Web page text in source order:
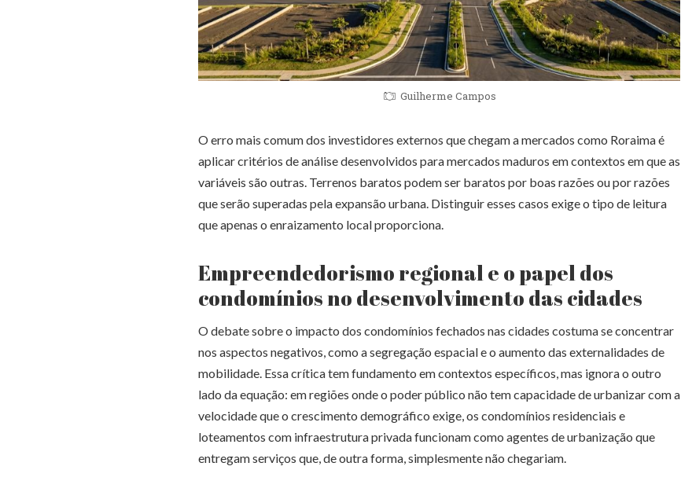
Guilherme Campos
O erro mais comum dos investidores externos que chegam a mercados como Roraima é
aplicar critérios de análise desenvolvidos para mercados maduros em contextos em que as
variáveis são outras. Terrenos baratos podem ser baratos por boas razões ou por razões
que serão superadas pela expansão urbana. Distinguir esses casos exige o tipo de leitura
que apenas o enraizamento local proporciona.
Empreendedorismo regional e o papel dos
condomínios no desenvolvimento das cidades
O debate sobre o impacto dos condomínios fechados nas cidades costuma se concentrar
nos aspectos negativos, como a segregação espacial e o aumento das externalidades de
mobilidade. Essa crítica tem fundamento em contextos específicos, mas ignora o outro
lado da equação: em regiões onde o poder público não tem capacidade de urbanizar com a
velocidade que o crescimento demográfico exige, os condomínios residenciais e
loteamentos com infraestrutura privada funcionam como agentes de urbanização que
entregam serviços que, de outra forma, simplesmente não chegariam.